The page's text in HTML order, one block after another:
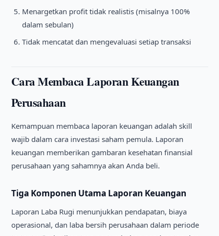
Menargetkan profit tidak realistis (misalnya 100%
dalam sebulan)
Tidak mencatat dan mengevaluasi setiap transaksi
Cara Membaca Laporan Keuangan
Perusahaan
Kemampuan membaca laporan keuangan adalah skill
wajib dalam cara investasi saham pemula. Laporan
keuangan memberikan gambaran kesehatan finansial
perusahaan yang sahamnya akan Anda beli.
Tiga Komponen Utama Laporan Keuangan
Laporan Laba Rugi menunjukkan pendapatan, biaya
operasional, dan laba bersih perusahaan dalam periode